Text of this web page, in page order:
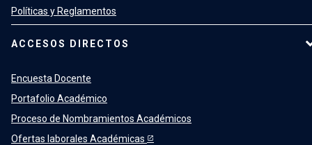
Políticas y Reglamentos
ACCESOS DIRECTOS
Encuesta Docente
Portafolio Académico
Proceso de Nombramientos Académicos
Ofertas laborales Académicas